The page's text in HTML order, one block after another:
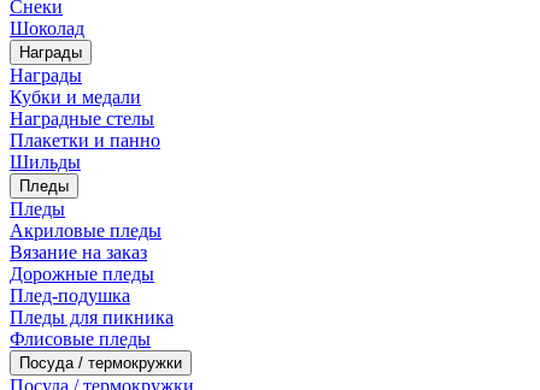
Снеки
Шоколад
Награды
Награды
Кубки и медали
Наградные стелы
Плакетки и панно
Шильды
Пледы
Пледы
Акриловые пледы
Вязание на заказ
Дорожные пледы
Плед-подушка
Пледы для пикника
Флисовые пледы
Посуда / термокружки
Посуда / термокружки